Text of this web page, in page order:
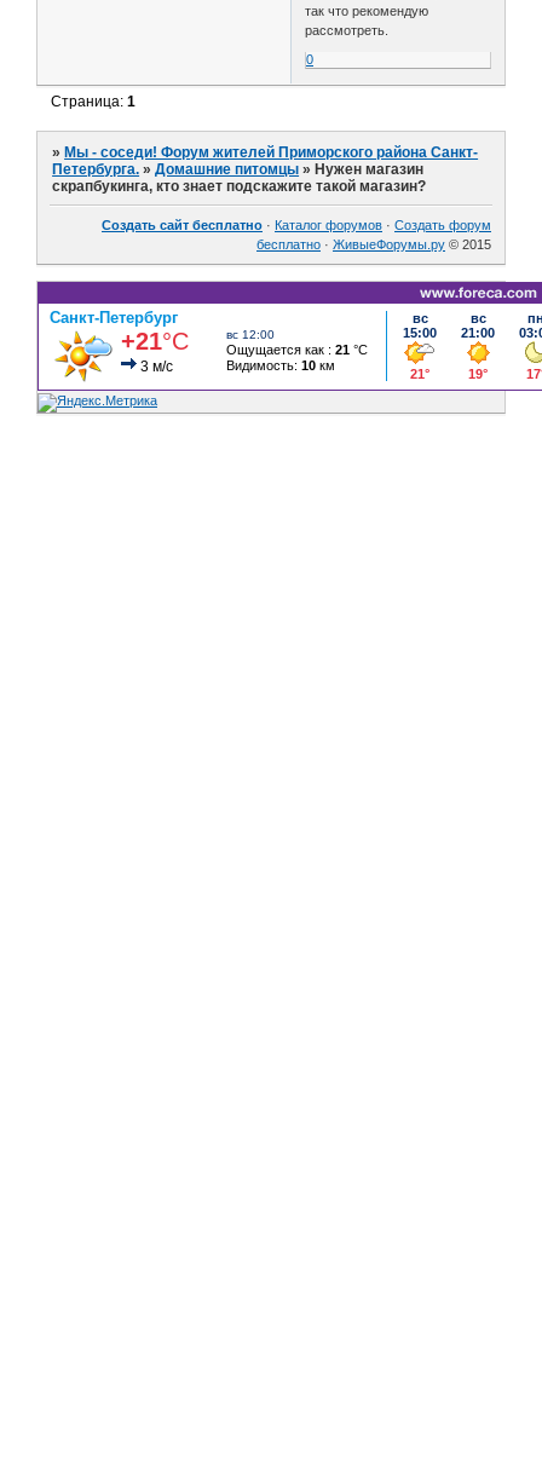
так что рекомендую
рассмотреть.
0
Страница:1
» Мы - соседи! Форум жителей Приморского района Санкт-
Петербурга. »Домашние питомцы » Нужен магазин
скрапбукинга, кто знает подскажите такой магазин?
Создать сайт бесплатно · Каталог форумов · Создать форум
бесплатно · ЖивыеФорумы.ру © 2015